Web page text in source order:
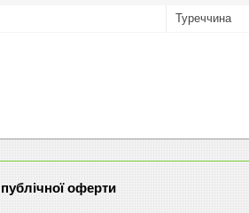
Туреччина
оферти